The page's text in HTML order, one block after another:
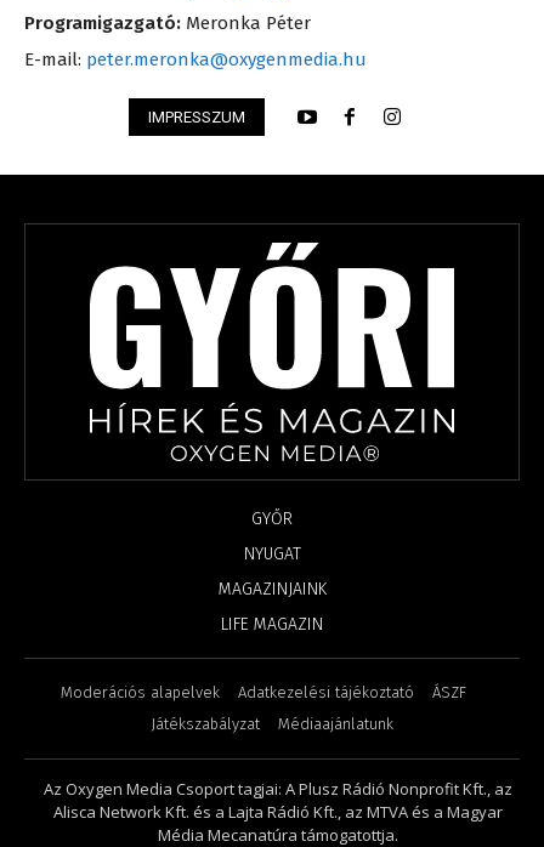
Programigazgató: Meronka Péter
E-mail: peter.meronka@oxygenmedia.hu
IMPRESSZUM
GYŐR
NYUGAT
MAGAZINJAINK
LIFE MAGAZIN
Moderációs alapelvek Adatkezelési tájékoztató
ÁSZF
Játékszabályzat
Médiaajánlatunk
Az Oxygen Media Csoport tagjai: A Plusz Rádió Nonprofit Kft., az
Alisca Network Kft. és a Lajta Rádió Kft., az MTVA és a Magyar
Média Mecanatúra támogatottja.